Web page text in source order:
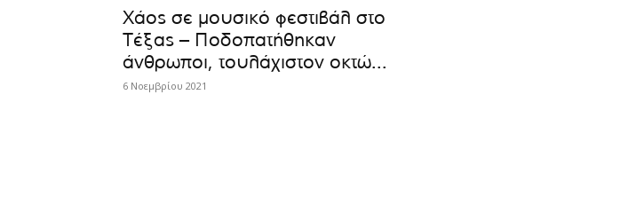
Χάος σε μουσικό φεστιβάλ στο
Τέξας – Ποδοπατήθηκαν
άνθρωποι, τουλάχιστον οκτώ...
6 Νοεμβρίου 2021